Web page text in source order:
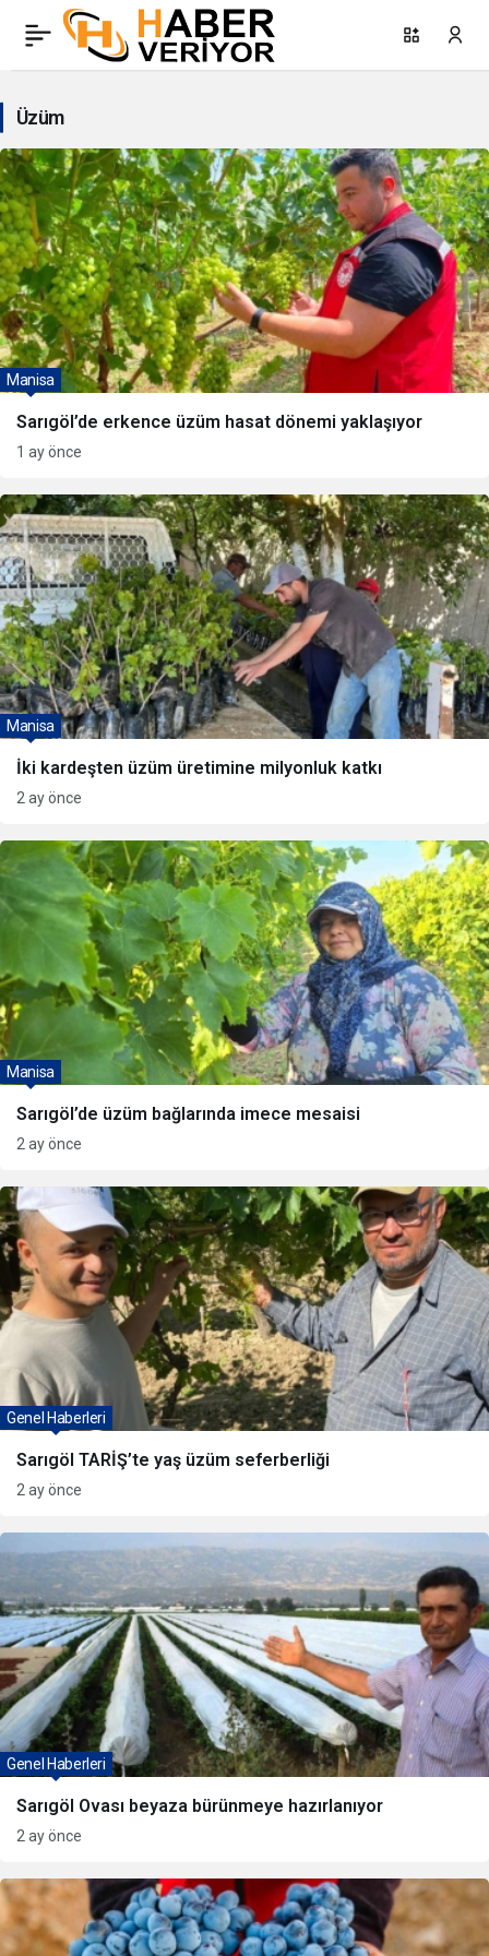
Üzüm
Haberleri
Üzüm
Sarıgöl’de erkence üzüm hasat dönemi yaklaşıyor
Manisa
1 ay önce
İki kardeşten üzüm üretimine milyonluk katkı
Manisa
2 ay önce
Sarıgöl’de üzüm bağlarında imece mesaisi
Manisa
2 ay önce
Sarıgöl TARİŞ’te yaş üzüm seferberliği
Genel Haberleri
2 ay önce
Sarıgöl Ovası beyaza bürünmeye hazırlanıyor
Genel Haberleri
2 ay önce